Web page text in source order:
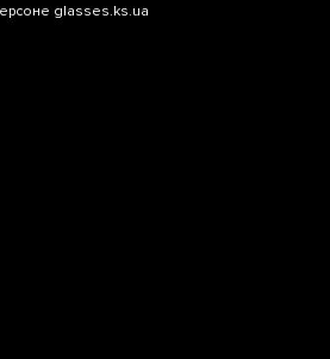
glasses.ks.ua